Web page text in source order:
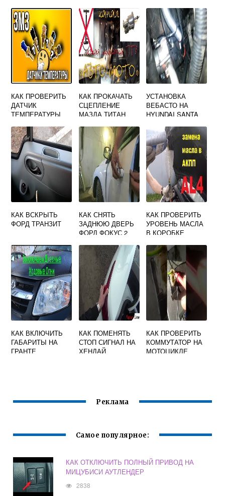
КАК ПРОВЕРИТЬ
ДАТЧИК
ТЕМПЕРАТУРЫ
КАК ПРОКАЧАТЬ
СЦЕПЛЕНИЕ
МАЗДА ТИТАН
УСТАНОВКА
ВЕБАСТО НА
HYUNDAI SANTA
РАСШИРЕННАЯ
КАК ВСКРЫТЬ
ФОРД ТРАНЗИТ
КАК СНЯТЬ
ЗАДНЮЮ ДВЕРЬ
ФОРД ФОКУС 2
КАК ПРОВЕРИТЬ
УРОВЕНЬ МАСЛА
В КОРОБКЕ
СИТРОЕН
БЕРЛИНГО
КАК ВКЛЮЧИТЬ
ГАБАРИТЫ НА
ГРАНТЕ
КАК ПОМЕНЯТЬ
СТОП СИГНАЛ НА
ХЕНДАЙ
КАК ПРОВЕРИТЬ
КОММУТАТОР НА
МОТОЦИКЛЕ
Реклама
Самое популярное:
КАК ОТКЛЮЧИТЬ ПОЛНЫЙ ПРИВОД НА
МИЦУБИСИ АУТЛЕНДЕР
2838